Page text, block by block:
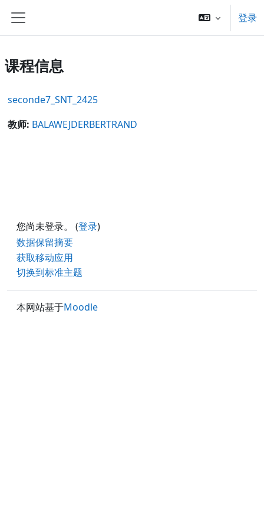
停靠面板
登录
课程信息
seconde7_SNT_2425
教师: BALAWEJDERBERTRAND
您尚未登录。 (登录)
‎数据保留摘要‎
获取移动应用
切换到标准主题
本网站基于Moodle